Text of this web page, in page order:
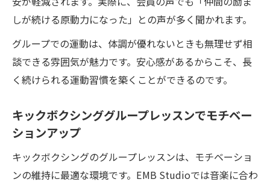
しが続ける原動力になった」との声が多く聞かれます。
グループでの運動は、体調が優れないときも無理せず相
談できる雰囲気が魅力です。安心感があるからこそ、長
く続けられる運動習慣を築くことができるのです。
キックボクシンググループレッスンでモチベー
ションアップ
キックボクシングのグループレッスンは、モチベーショ
ンの維持に最適な環境です。EMB Studioでは音楽に合わ